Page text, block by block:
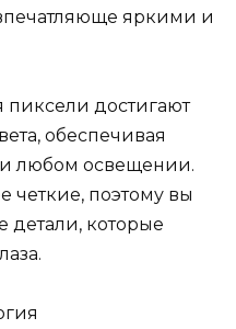
яркими и
достигают
обеспечивая
любом освещении.
четкие, поэтому вы
детали, которые